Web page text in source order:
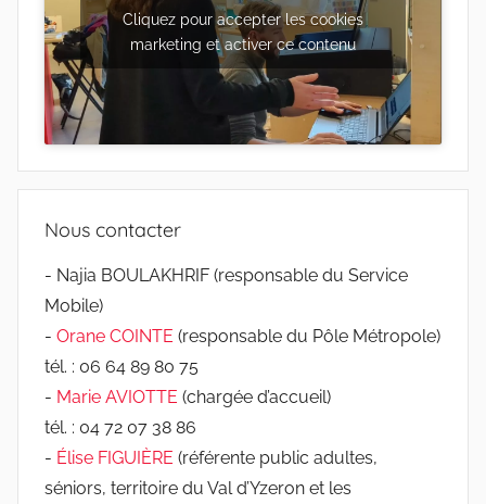
Cliquez pour accepter les cookies
marketing et activer ce contenu
Nous contacter
- Najia BOULAKHRIF (responsable du Service
Mobile)
- Orane COINTE (responsable du Pôle Métropole)
tél. : 06 64 89 80 75
- Marie AVIOTTE (chargée d’accueil)
tél. : 04 72 07 38 86
- Élise FIGUIÈRE (référente public adultes,
séniors, territoire du Val d’Yzeron et les